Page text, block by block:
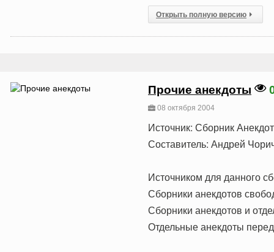
Открыть полную версию
Прочие анекдоты
08 октября 2004
Источник: Сборник
Составитель: Андрей
Источником для данного
Сборники анекдотов
Сборники анекдотов и
Отдельные анекдоты